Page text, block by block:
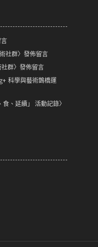
社群〉發佈留言
社群〉發佈留言
科學與藝術鵲橋運
食、延續」 活動記錄〉